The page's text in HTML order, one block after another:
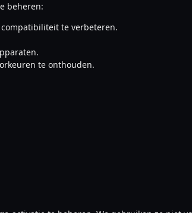
beheren:
te verbeteren.
te onthouden.